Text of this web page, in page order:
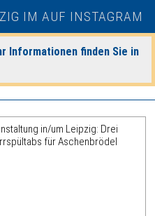
Informationen finden Sie in